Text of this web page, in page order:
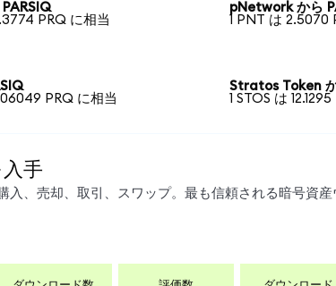
PRQ に相当
pNetwork から
1 PNT は 2.5070
PRQ に相当
Stratos Token
1 STOS は
手
入、売却、取引、スワップ。最も信頼される暗号資産